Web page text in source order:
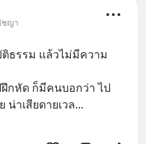
ชญา
ธรรม แล้วไม่มีความ
ฝึกหัด ก็มีคนบอกว่า ไป
น่าเสียดายเวล...